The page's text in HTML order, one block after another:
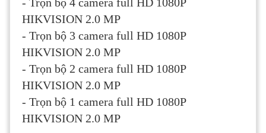
HIKVISION 2.0 MP
- Trọn bộ 3 camera full HD 1080P
HIKVISION 2.0 MP
- Trọn bộ 2 camera full HD 1080P
HIKVISION 2.0 MP
- Trọn bộ 1 camera full HD 1080P
HIKVISION 2.0 MP